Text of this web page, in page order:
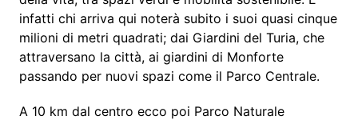
infatti chi arriva qui noterà subito i suoi quasi cinque
milioni di metri quadrati; dai Giardini del Turia, che
attraversano la città, ai giardini di Monforte
passando per nuovi spazi come il Parco Centrale.
A 10 km dal centro ecco poi Parco Naturale